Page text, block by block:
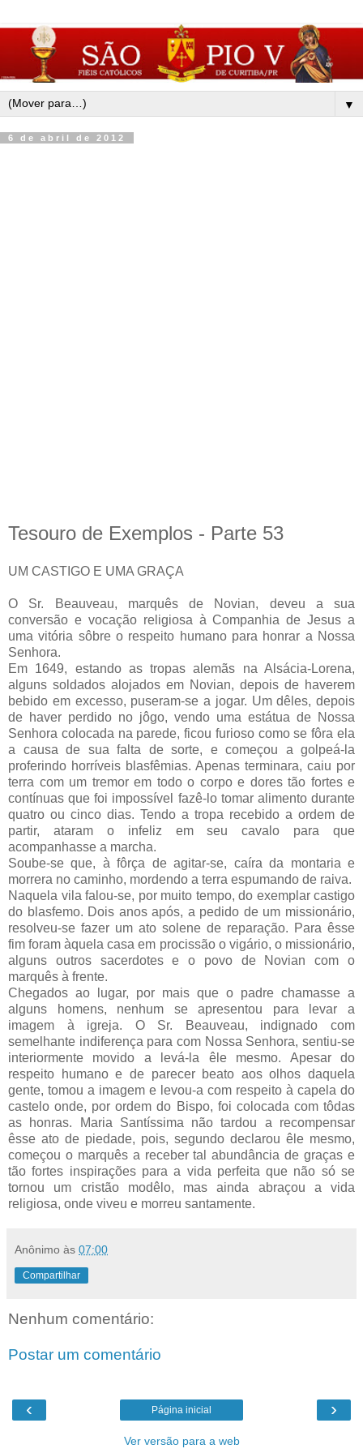
▼
6 de abril de 2012
Tesouro de Exemplos - Parte 53
UM CASTIGO E UMA GRAÇA
O Sr. Beauveau, marquês de Novian, deveu a sua
conversão e vocação religiosa à Companhia de Jesus a
uma vitória sôbre o respeito humano para honrar a Nossa
Senhora.
Em 1649, estando as tropas alemãs na Alsácia-Lorena,
alguns soldados alojados em Novian, depois de haverem
bebido em excesso, puseram-se a jogar. Um dêles, depois
de haver perdido no jôgo, vendo uma estátua de Nossa
Senhora colocada na parede, ficou furioso como se fôra ela
a causa de sua falta de sorte, e começou a golpeá-la
proferindo horríveis blasfêmias. Apenas terminara, caiu por
terra com um tremor em todo o corpo e dores tão fortes e
contínuas que foi impossível fazê-lo tomar alimento durante
quatro ou cinco dias. Tendo a tropa recebido a ordem de
partir, ataram o infeliz em seu cavalo para que
acompanhasse a marcha.
Soube-se que, à fôrça de agitar-se, caíra da montaria e
morrera no caminho, mordendo a terra espumando de raiva.
Naquela vila falou-se, por muito tempo, do exemplar castigo
do blasfemo. Dois anos após, a pedido de um missionário,
resolveu-se fazer um ato solene de reparação. Para êsse
fim foram àquela casa em procissão o vigário, o missionário,
alguns outros sacerdotes e o povo de Novian com o
marquês à frente.
Chegados ao lugar, por mais que o padre chamasse a
alguns homens, nenhum se apresentou para levar a
imagem à igreja. O Sr. Beauveau, indignado com
semelhante indiferença para com Nossa Senhora, sentiu-se
interiormente movido a levá-la êle mesmo. Apesar do
respeito humano e de parecer beato aos olhos daquela
gente, tomou a imagem e levou-a com respeito à capela do
castelo onde, por ordem do Bispo, foi colocada com tôdas
as honras. Maria Santíssima não tardou a recompensar
êsse ato de piedade, pois, segundo declarou êle mesmo,
começou o marquês a receber tal abundância de graças e
tão fortes inspirações para a vida perfeita que não só se
tornou um cristão modêlo, mas ainda abraçou a vida
religiosa, onde viveu e morreu santamente.
Anônimo às 07:00
Compartilhar
Nenhum comentário:
Postar um comentário
‹ ›
Página inicial
Ver versão para a web